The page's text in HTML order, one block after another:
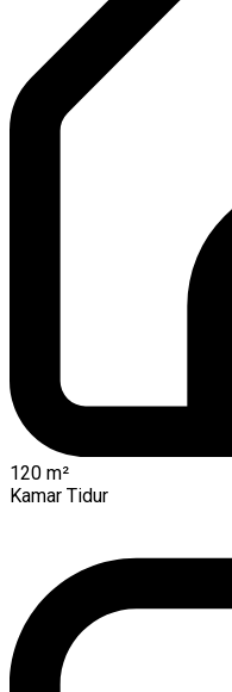
120 m²
Kamar Tidur